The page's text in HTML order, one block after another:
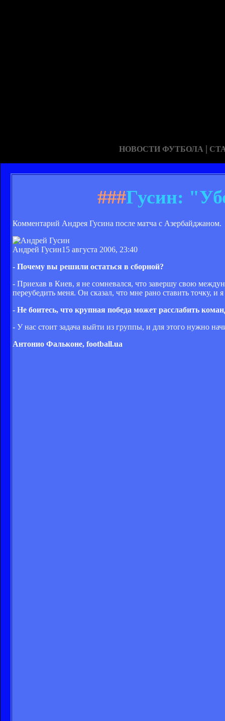
НОВОСТИ ФУТБОЛА |
###Гусин:
Комментарий Андрея Гусина после матча с Азербайджаном.
Андрей Гусин15 августа 2006, 23:40
- Почему вы решили остаться в сборной?
- Приехав в Киев, я не сомневался, что завершу свою
переубедить меня. Он сказал, что мне рано ставить точку, и
- Не боитесь, что крупная победа может расслабить
- У нас стоит задача выйти из группы, и для этого нужно
Антонио Фальконе, football.ua